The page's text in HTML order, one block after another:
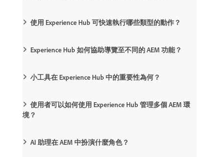
使用 Experience Hub 可快速執行哪些類型的動作？
Experience Hub 如何協助導覽至不同的 AEM 功能？
小工具在 Experience Hub 中的重要性為何？
使用者可以如何使用 Experience Hub 管理多個 AEM 環
境？
AI 助理在 AEM 中扮演什麼角色？